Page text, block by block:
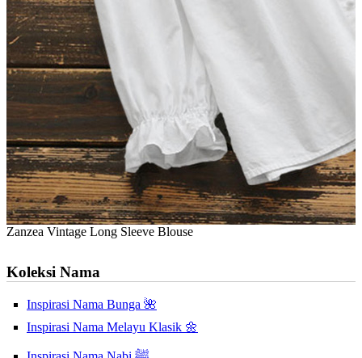
Zanzea Vintage Long Sleeve Blouse
Koleksi Nama
Inspirasi Nama Bunga 🌺
Inspirasi Nama Melayu Klasik 🌼